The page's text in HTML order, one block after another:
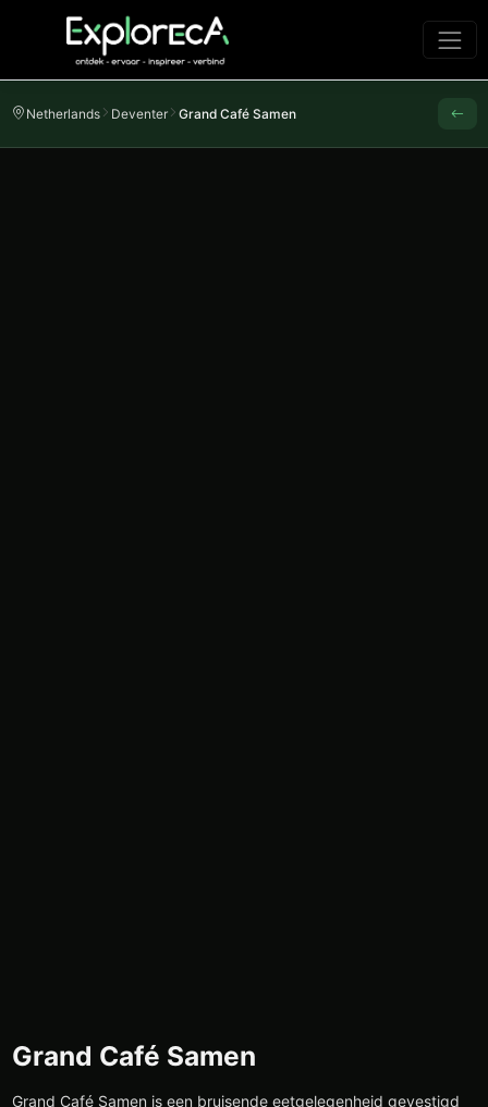
Netherlands Deventer Grand Café Samen
Grand Café Samen
Grand Café Samen is een bruisende eetgelegenheid gevestigd